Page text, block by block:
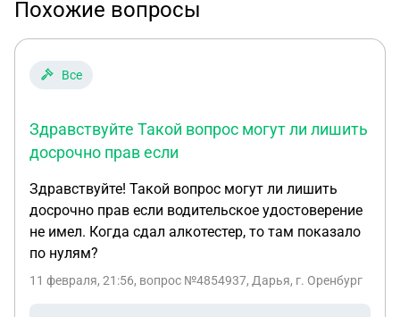
Похожие вопросы
Все
Здравствуйте Такой вопрос могут ли лишить
досрочно прав если
Здравствуйте! Такой вопрос могут ли лишить
досрочно прав если водительское удостоверение
не имел. Когда сдал алкотестер, то там показало
по нулям?
11 февраля, 21:56, вопрос №4854937, Дарья, г. Оренбург